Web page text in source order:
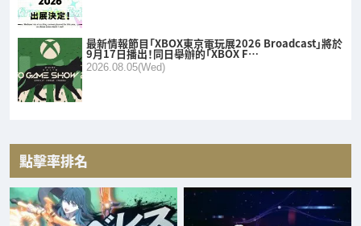
最新情報節目「XBOX東京電玩展2026 Broadcast」將於
9月17日播出！同日舉辦的「XBOX F…
2026.08.05(Wed)
點擊率排名